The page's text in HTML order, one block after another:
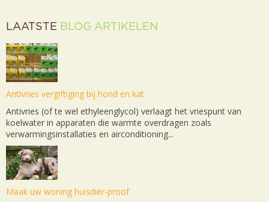
LAATSTE BLOG ARTIKELEN
Antivries vergiftiging bij hond en kat
Antivries (of te wel ethyleenglycol) verlaagt het vriespunt van
koelwater in apparaten die warmte overdragen zoals
verwarmingsinstallaties en airconditioning...
Maak uw woning huisdier-proof